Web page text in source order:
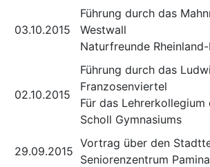
03.10.2015
Führung durch das
Westwall
Naturfreunde
02.10.2015
Führung durch das
Franzosenviertel
Für das
Scholl Gymnasiums
29.09.2015
Vortrag über den
Seniorenzentrum